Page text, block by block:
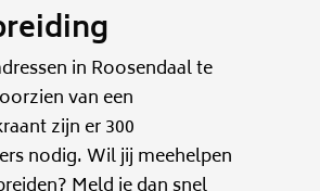
in Roosendaal te
van een
zijn er 300
nodig. Wil jij meehelpen